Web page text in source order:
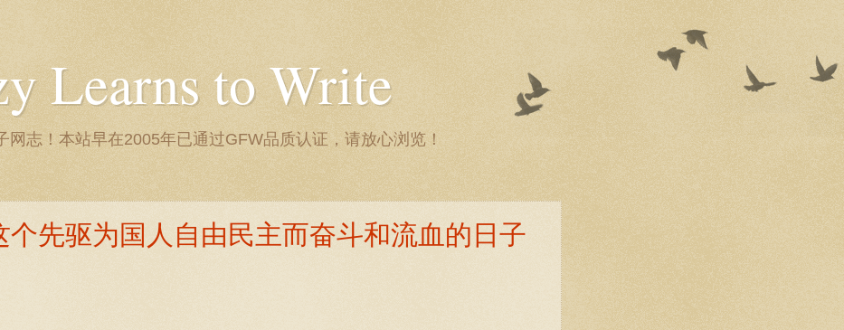
Learns to Write
网志！本站早在2005年已通过GFW品质认证，请放心浏览！
个先驱为国人自由民主而奋斗和流血的日子